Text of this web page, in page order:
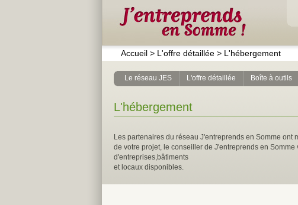
Accueil > L'offre détaillée > L'hébergement
Le réseau JES L'offre détaillée Boîte à outils
L'hébergement
Les partenaires du réseau J'entreprends en Somme
de votre projet, le conseiller de J'entreprends en
d'entreprises,bâtiments
et locaux disponibles.